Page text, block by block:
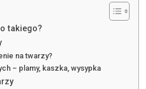
takiego?
na twarzy?
– plamy, kaszka, wysypka